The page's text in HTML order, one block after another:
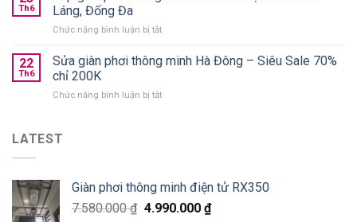
nào
Xuân
West
số
Th6
Láng, Đống Đa
Chức năng bình luận bị tắtở
giàn
phơi
minh
Đống
Đa
22
Th6
Sửa giàn phơi thông minh Hà Đông – Siêu Sale 70%
chỉ 200K
Chức năng bình luận bị tắtở
Đông
–
Siêu
LATEST
Giàn phơi thông minh điện tử RX350
7.580.000₫ 4.990.000 ₫